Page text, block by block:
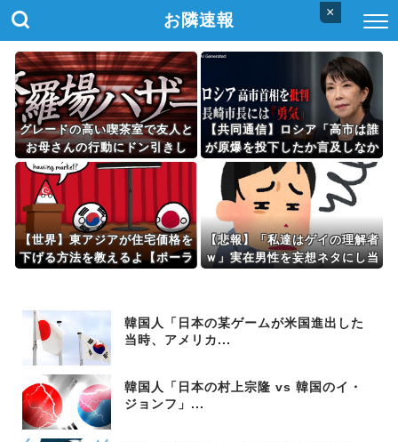
×
お隣速報
グレードの高い喫茶室で友人と
お母さんの行動にドン引きし
た。コーヒーシュガーを手のひ
らにのせて舐めだし...
【共同通信】ロシア「高市は誰
が原爆を投下したか言及しなか
った。広島と長崎に落ちたのは
UFOだと思っているのか？」
【世界】東アジアが住宅価格を
下げる方法を教えるよ【ポーラ
【悲報】「私達はゲイの理解者
ｗ」実在男性を妄想ネタにし当
韓国人「日本の某ゲームが米国進出した
当時、アメリカ...
韓国人「日本の村上宗隆 vs 韓国のイ・
ジョンフ」...